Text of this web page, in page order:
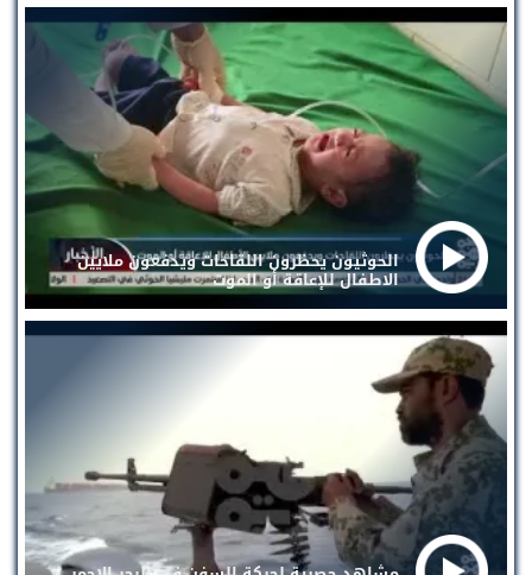
الحوثيون يحظرون اللقاحات ويدفعون ملايين
الاطفال للإعاقة أو الموت